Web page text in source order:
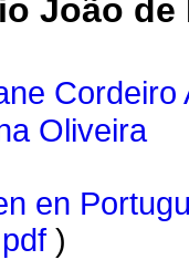
João de
Cordeiro
Oliveira
en
pdf )